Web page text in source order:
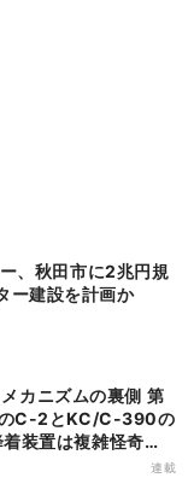
ー建設を計画か
C-2とKC/C-390の
装置は複雑怪奇
連載